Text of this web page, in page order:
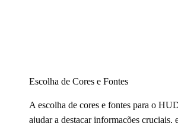
Escolha de Cores e Fontes
A escolha de cores e fontes para o
ajudar a destacar informações cruciais,